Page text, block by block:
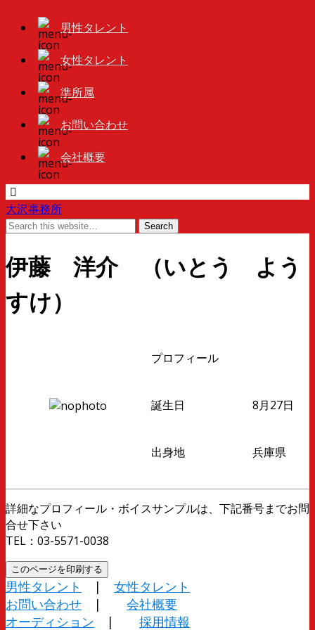
男性タレント
女性タレント
準所属
お問い合わせ
会社概要
大沢事務所
伊藤 洋介 （いとう よう
すけ）
プロフィール
誕生日 8月27日
出身地 兵庫県
詳細なプロフィール・ボイスサンプルは、下記番号までお問
合せ下さい
TEL：03-5571-0038
男性タレント | 女性タレント
お問い合わせ | 会社概要
オーディション | 採用情報